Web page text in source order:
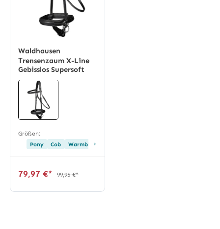
Waldhausen
Trensenzaum X-Line
Gebisslos Supersoft
Größen:
Pony
Cob Warmblut›
79,97 €* 99,95 €*